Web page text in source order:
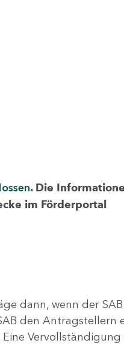
. Die
im Förderportal
dann, wenn der
den Antragstellern
Vervollständigung